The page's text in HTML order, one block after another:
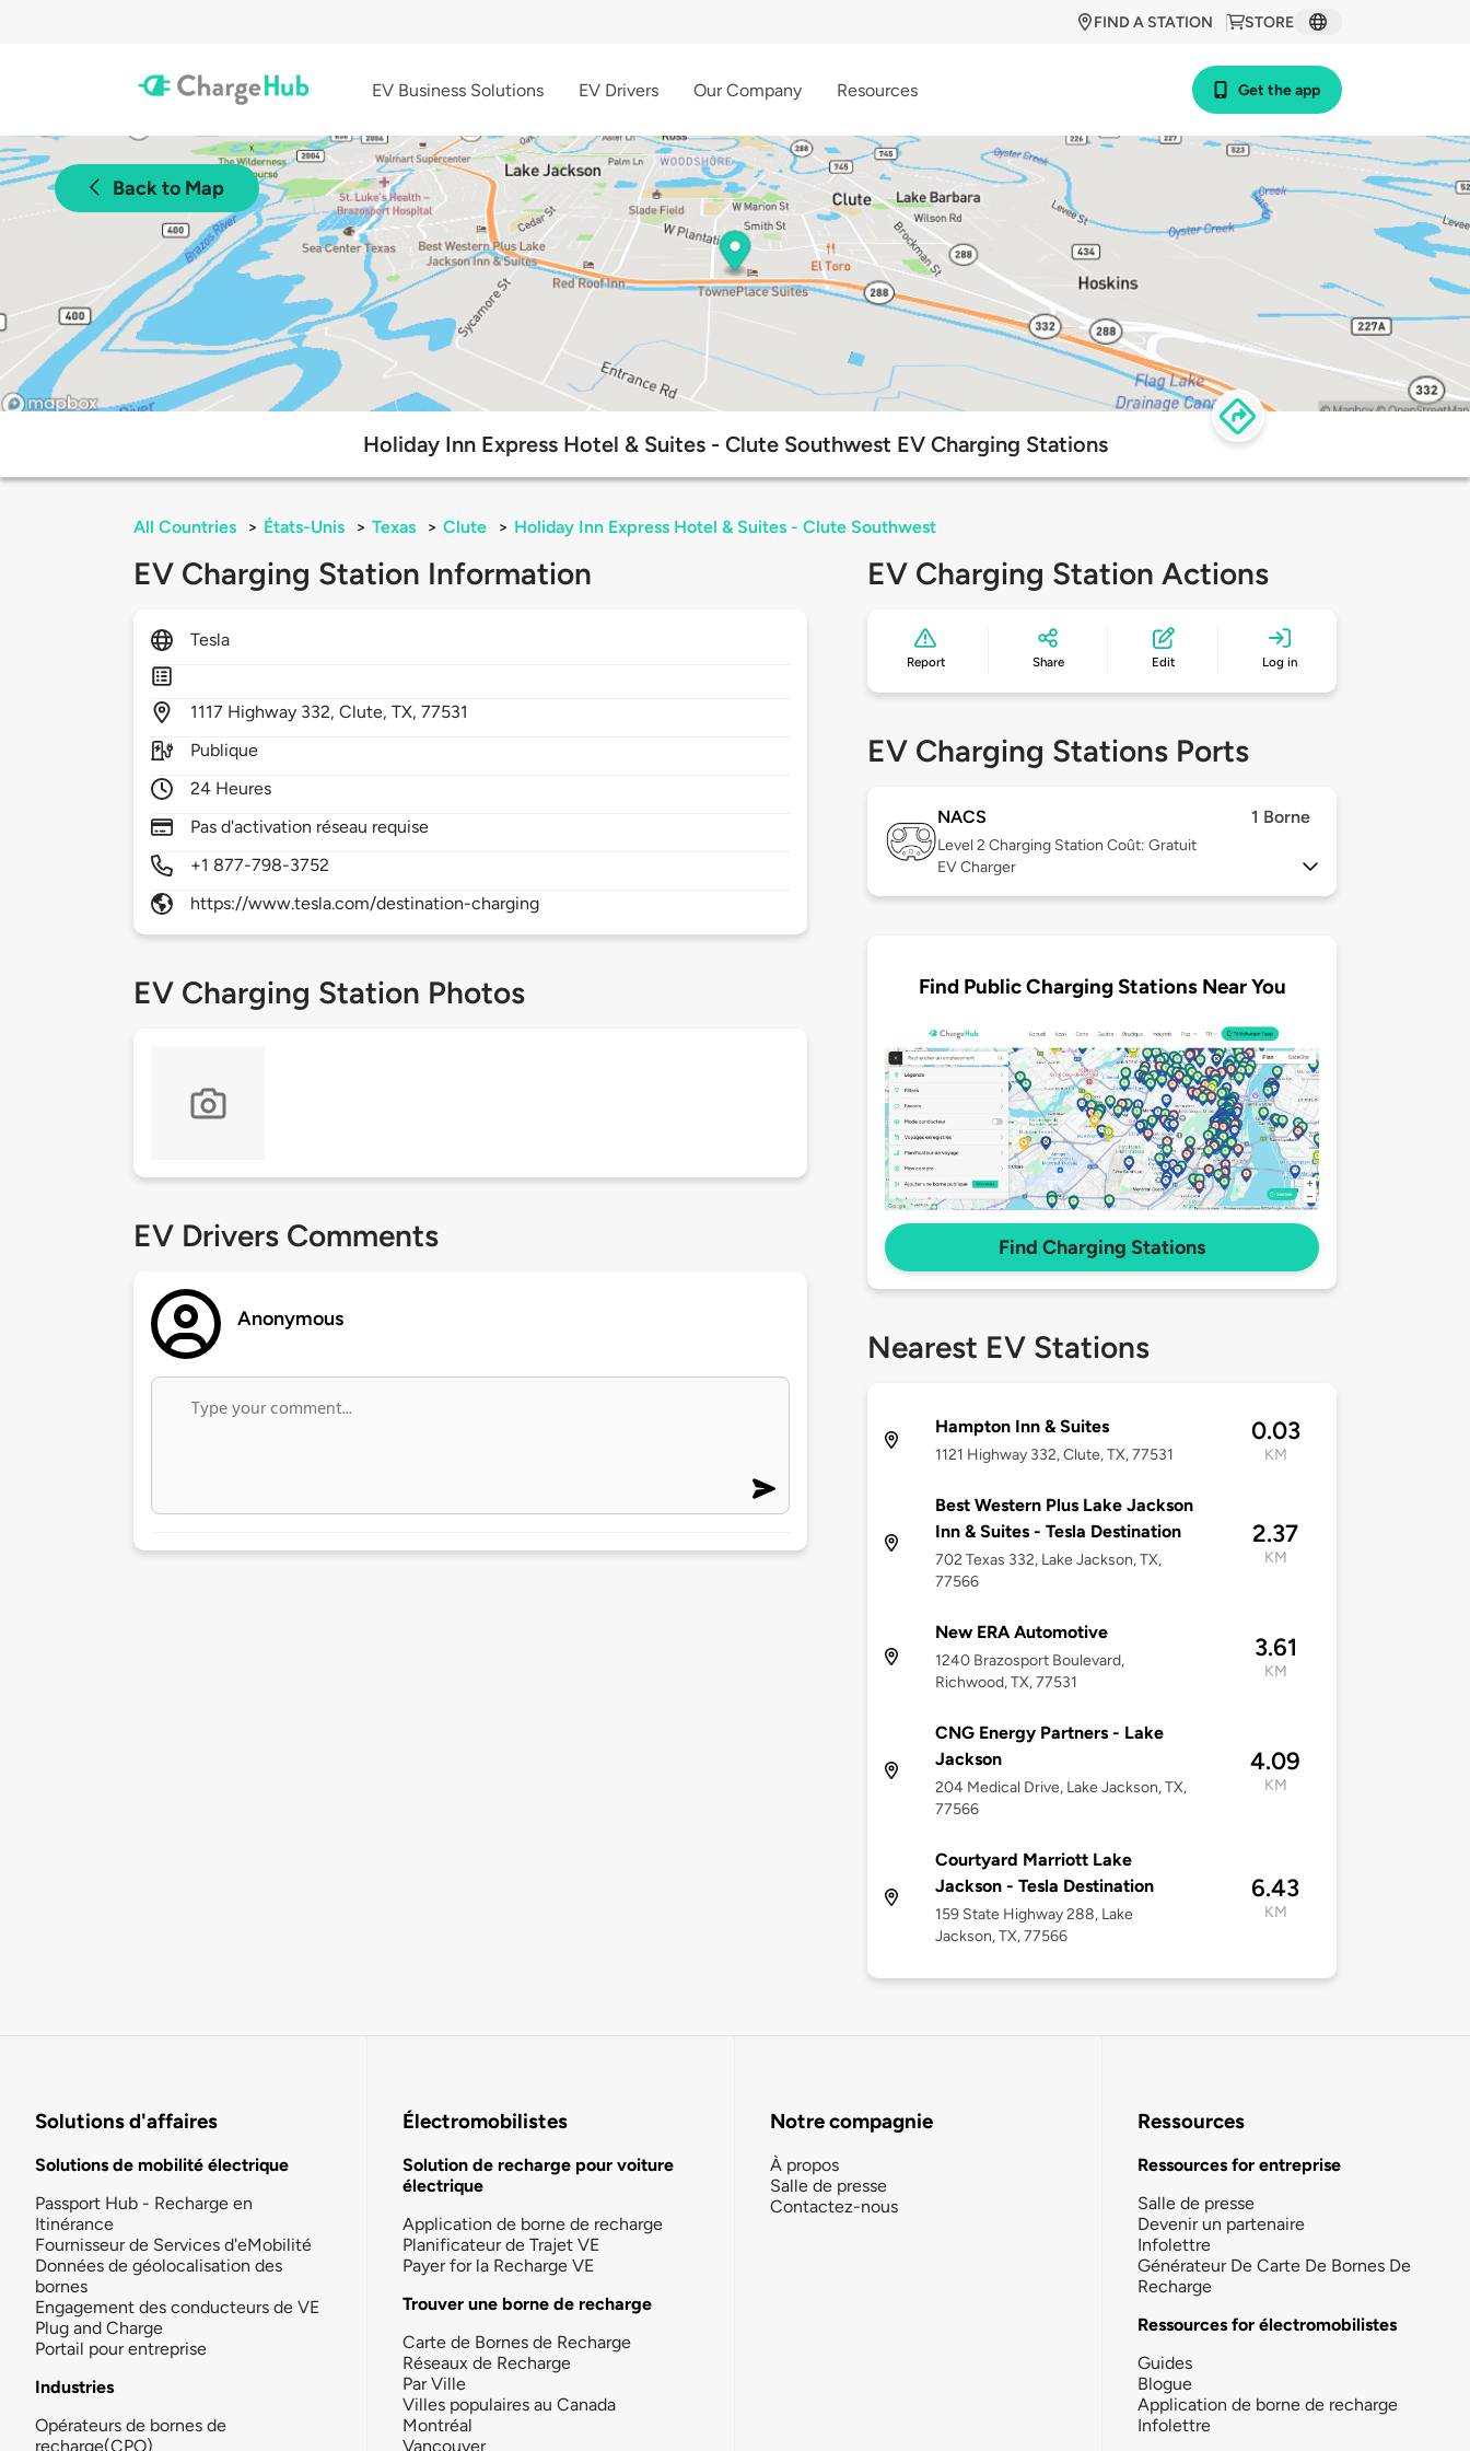
STORE
FIND A STATION
EV Business Solutions EV Drivers Our Company Resources Get the app
Back to Map
Holiday Inn Express Hotel & Suites - Clute Southwest EV Charging Stations
All Countries > États-Unis > Texas > Clute > Holiday Inn Express Hotel & Suites - Clute Southwest
EV Charging Station Information
Tesla
1117 Highway 332,Clute,TX,77531
Publique
24 Heures
Pas d'activation réseau requise
+1 877-798-3752
https://www.tesla.com/destination-charging
EV Charging Station Photos
EV Drivers Comments
Anonymous
EV Charging Station Actions
Report Share Edit Log in
EV Charging Stations Ports
NACS 1 Borne
Level 2 Charging Station Coût: Gratuit
EV Charger
Find Public Charging Stations Near You
Find Charging Stations
Nearest EV Stations
Hampton Inn & Suites
1121 Highway 332, Clute, TX, 77531
0.03
KM
Best Western Plus Lake Jackson
Inn & Suites - Tesla Destination
702 Texas 332, Lake Jackson, TX,
77566
2.37
KM
New ERA Automotive
1240 Brazosport Boulevard,
Richwood, TX, 77531
3.61
KM
CNG Energy Partners - Lake
Jackson
204 Medical Drive, Lake Jackson, TX,
77566
4.09
KM
Courtyard Marriott Lake
Jackson - Tesla Destination
159 State Highway 288, Lake
Jackson, TX, 77566
6.43
KM
Solutions d'affaires
Solutions de mobilité électrique
Passport Hub - Recharge en
Itinérance
Fournisseur de Services d'eMobilité
Données de géolocalisation des
bornes
Engagement des conducteurs de VE
Plug and Charge
Portail pour entreprise
Industries
Opérateurs de bornes de
recharge(CPO)
Électromobilistes
Solution de recharge pour voiture
électrique
Application de borne de recharge
Planificateur de Trajet VE
Payer for la Recharge VE
Trouver une borne de recharge
Carte de Bornes de Recharge
Réseaux de Recharge
Par Ville
Villes populaires au Canada
Montréal
Vancouver
Notre compagnie
À propos
Salle de presse
Contactez-nous
Ressources
Ressources for entreprise
Salle de presse
Devenir un partenaire
Infolettre
Générateur De Carte De Bornes De
Recharge
Ressources for électromobilistes
Guides
Blogue
Application de borne de recharge
Infolettre